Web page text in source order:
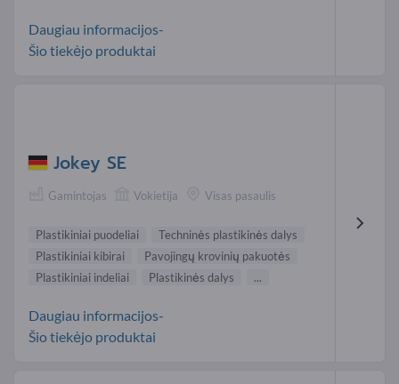
Daugiau informacijos-
Šio tiekėjo produktai
Jokey SE
Gamintojas Vokietija Visas pasaulis
Plastikiniai puodeliai
Techninės plastikinės dalys
Plastikiniai kibirai
Pavojingų krovinių pakuotės
Plastikiniai indeliai
Plastikinės dalys ...
Daugiau informacijos-
Šio tiekėjo produktai